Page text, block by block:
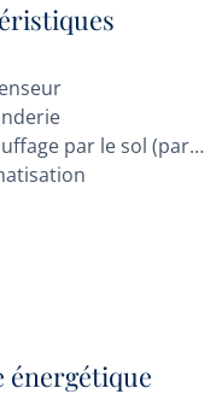
Chauffage par le sol (partout)